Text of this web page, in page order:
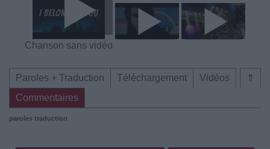
Chanson sans vidéo
⇑
Paroles + Traduction Téléchargement
Vidéos
Commentaires
paroles traduction